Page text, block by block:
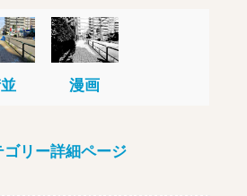
漫画
ゴリー詳細ページ